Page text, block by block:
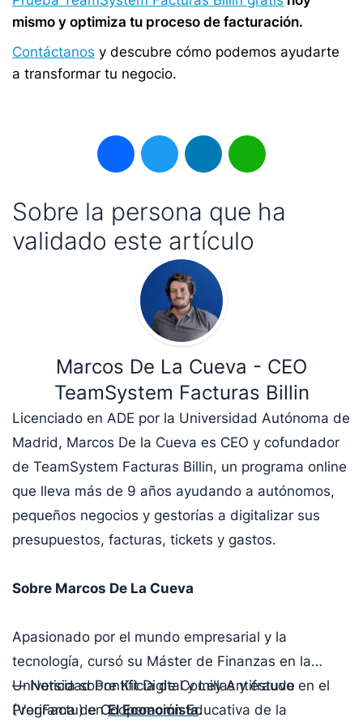
mismo y optimiza tu proceso de facturación.
Contáctanos y descubre cómo podemos ayudarte
a transformar tu negocio.
FacebookTwitterLinkedInWhatsApp
Sobre la persona que ha
validado este artículo
Marcos De La Cueva - CEO
TeamSystem Facturas Billin
Licenciado en ADE por la Universidad Autónoma de
Madrid, Marcos De la Cueva es CEO y cofundador
de TeamSystem Facturas Billin, un programa online
que lleva más de 9 años ayudando a autónomos,
pequeños negocios y gestorías a digitalizar sus
presupuestos, facturas, tickets y gastos.
Sobre Marcos De La Cueva
Apasionado por el mundo empresarial y la
tecnología, cursó su Máster de Finanzas en la
Universidad Pontificia de Comillas y estuvo en el
Programa de Cooperación Educativa de la
— Noticia sobre Kit Digital y Ley Antifraude
(VeriFactu) enEl Economista.